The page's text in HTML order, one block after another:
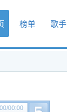
榜单 歌手
/00:00